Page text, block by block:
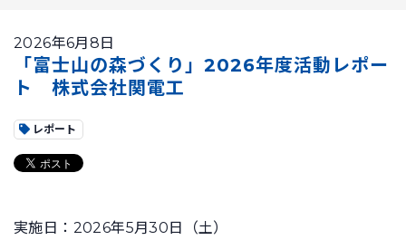
2026年6月8日
「富士山の森づくり」2026年度活動レポー
ト 株式会社関電工
レポート
実施日：2026年5月30日（土）